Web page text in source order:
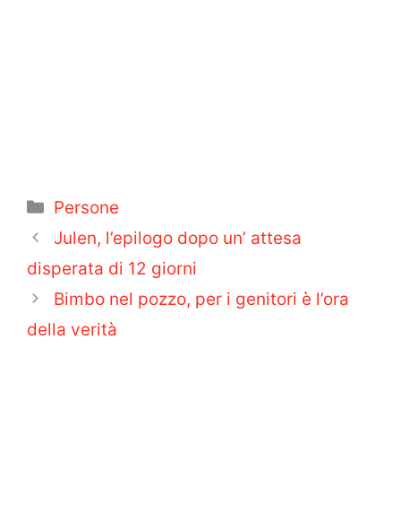
Categorie
Persone
Julen, l’epilogo dopo un’ attesa
disperata di 12 giorni
Bimbo nel pozzo, per i genitori è l’ora
della verità